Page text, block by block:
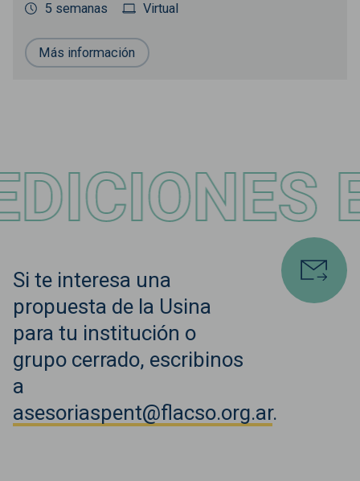
5 semanas Virtual
Más información
Si te interesa una
propuesta de la Usina
para tu institución o
grupo cerrado, escribinos
a
asesoriaspent@flacso.org.ar.